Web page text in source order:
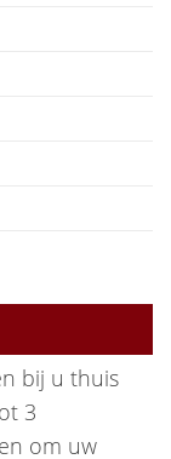
bij u thuis
3
om uw